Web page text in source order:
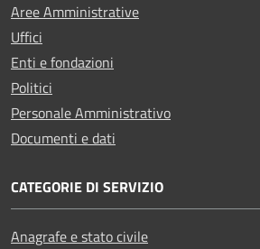
Aree Amministrative
Uffici
Enti e fondazioni
Politici
Personale Amministrativo
Documenti e dati
CATEGORIE DI SERVIZIO
Anagrafe e stato civile